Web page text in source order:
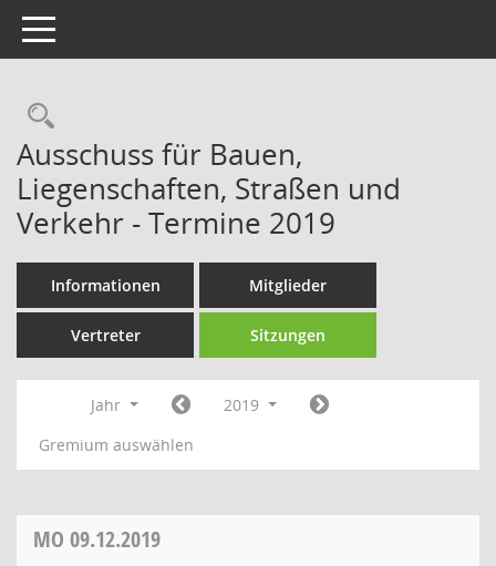
Toggle navigation
Rechercheauswahl
Ausschuss für Bauen,
Liegenschaften, Straßen und
Verkehr - Termine 2019
Informationen Mitglieder
Vertreter Sitzungen
Jahr
2019
Gremium auswählen
MO 09.12.2019